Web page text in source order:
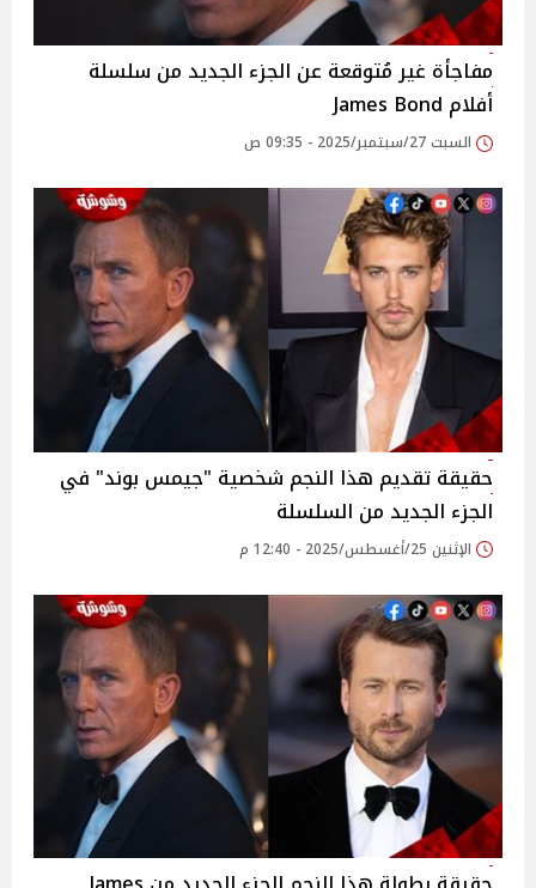
مفاجأة غير مُتوقعة عن الجزء الجديد من سلسلة
أفلام James Bond
السبت 27/سبتمبر/2025 - 09:35 ص
حقيقة تقديم هذا النجم شخصية "جيمس بوند" في
الجزء الجديد من السلسلة
الإثنين 25/أغسطس/2025 - 12:40 م